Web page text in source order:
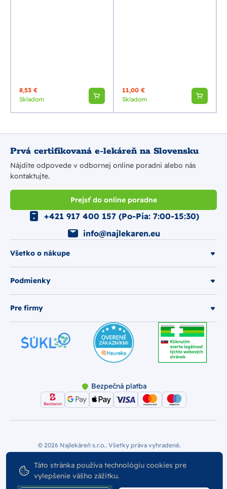
8,53 €
Skladom
11,00 €
Skladom
Prvá certifikovaná e-lekáreň na Slovensku
Nájdite odpovede v odbornej online poradni alebo nás
kontaktujte.
Prejsť do online poradne
Všetko o nákupe
Podmienky
Pre firmy
+421 917 400 157 (Po-Pia: 7:00-15:30)
info@najlekaren.eu
Bezpečná platba
© 2026 Najlekáreň s.r.o.. Všetky práva vyhradené.
Vytvoril
Nastavenie Cookies
Podmienky používania
Odstúpiť od zmluvy
Táto stránka používa technológiu cookies pre
vylepšenie vášho zážitku.